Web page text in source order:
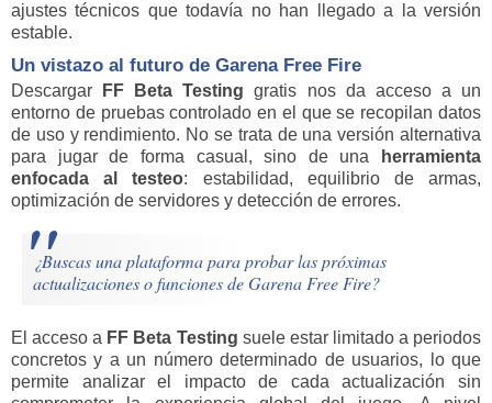
ajustes técnicos que todavía no han llegado a la versión
estable.
Un vistazo al futuro de Garena Free Fire
Descargar FF Beta Testing gratis nos da acceso a un
entorno de pruebas controlado en el que se recopilan datos
de uso y rendimiento. No se trata de una versión alternativa
para jugar de forma casual, sino de una
herramienta
enfocada al testeo: estabilidad, equilibrio de armas,
optimización de servidores y detección de errores.
¿Buscas una plataforma para probar las próximas
actualizaciones o funciones de Garena Free Fire?
El acceso a FF Beta Testing suele estar limitado a periodos
concretos y a un número determinado de usuarios, lo que
permite analizar el impacto de cada actualización sin